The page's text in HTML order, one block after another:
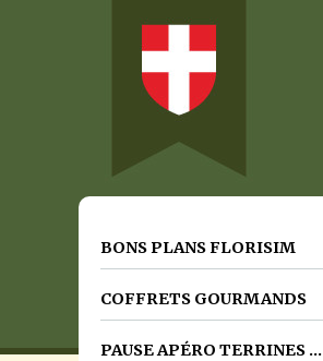
BONS PLANS FLORISIM
COFFRETS GOURMANDS
PAUSE APÉRO TERRINES ...